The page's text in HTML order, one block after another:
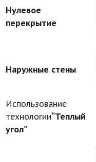
Нулевое
перекрытие
Наружные стены
Использование
технологии“Теплый
угол”